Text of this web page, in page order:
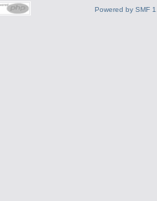
Powered by SMF